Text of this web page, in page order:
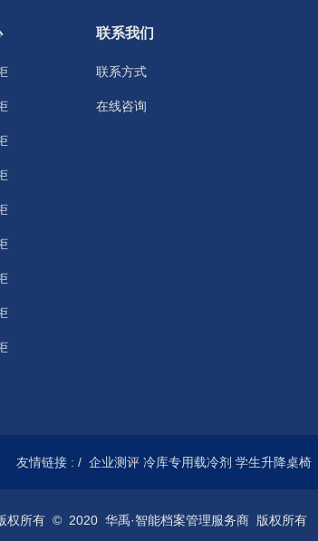
联系我们
联系方式
在线咨询
友情链接 : / 企业测评 冷库专用载冷剂 学生升降桌椅
权所有 © 2020 华禹·智能档案管理服务商 版权所有